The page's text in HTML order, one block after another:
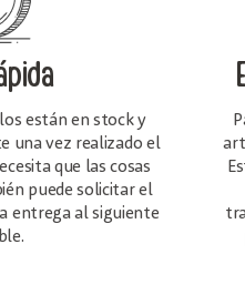
están en stock y
una vez realizado el
que las cosas
puede solicitar el
entrega al siguiente